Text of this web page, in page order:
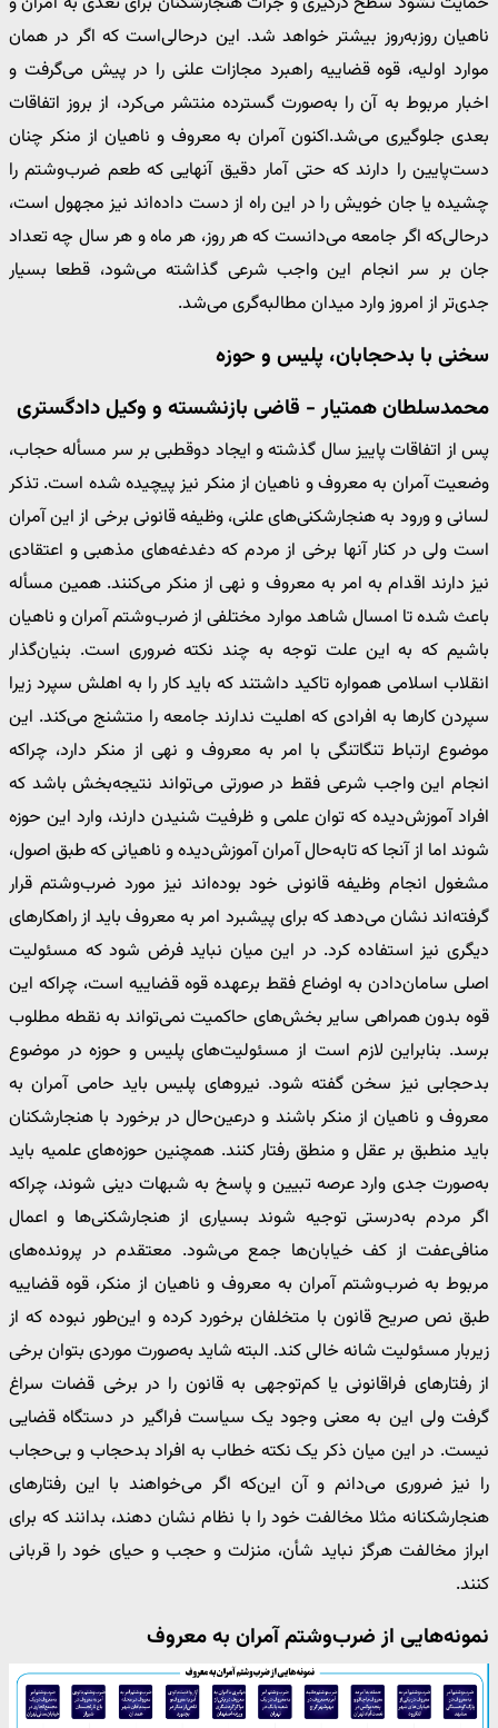
ناهیان روزبه‌روز بیشتر خواهد شد. این درحالی‌است که اگر در همان
موارد اولیه، قوه قضاییه راهبرد مجازات علنی را در پیش می‌گرفت و
اخبار مربوط به آن را به‌صورت گسترده منتشر می‌کرد، از بروز اتفاقات
بعدی جلوگیری می‌شد.اکنون آمران به معروف و ناهیان از منکر چنان
دست‌پایین را دارند که حتی آمار دقیق آنهایی که طعم ضرب‌وشتم را
چشیده یا جان خویش را در این راه از دست داده‌اند نیز مجهول است،
درحالی‌که اگر جامعه می‌دانست که هر روز، هر ماه و هر سال چه تعداد
جان بر سر انجام این واجب شرعی گذاشته می‌شود، قطعا بسیار
جدی‌تر از امروز وارد میدان مطالبه‌گری می‌شد.
سخنی با بدحجابان، پلیس و حوزه
محمدسلطان همتیار - قاضی بازنشسته و وکیل دادگستری
پس از اتفاقات پاییز سال گذشته و ایجاد دوقطبی بر سر مسأله حجاب،
وضعیت آمران به معروف و ناهیان از منکر نیز پیچیده شده است. تذکر
لسانی و ورود به هنجارشکنی‌های علنی، وظیفه قانونی برخی از این آمران
است ولی در کنار آنها برخی از مردم که دغدغه‌های مذهبی و اعتقادی
نیز دارند اقدام به امر به معروف و نهی از منکر می‌کنند. همین مسأله
باعث شده تا امسال شاهد موارد مختلفی از ضرب‌وشتم آمران و ناهیان
باشیم که به این علت توجه به چند نکته ضروری است. بنیان‌گذار
انقلاب اسلامی همواره تاکید داشتند که باید کار را به اهلش سپرد زیرا
سپردن کارها به افرادی که اهلیت ندارند جامعه را متشنج می‌کند. این
موضوع ارتباط تنگاتنگی با امر به معروف و نهی از منکر دارد، چراکه
انجام این واجب شرعی فقط در صورتی می‌تواند نتیجه‌بخش باشد که
افراد آموزش‌دیده که توان علمی و ظرفیت شنیدن دارند، وارد این حوزه
شوند اما از آنجا که تابه‌حال آمران آموزش‌دیده و ناهیانی که طبق اصول،
مشغول انجام وظیفه قانونی خود بوده‌اند نیز مورد ضرب‌وشتم قرار
گرفته‌اند نشان می‌دهد که برای پیشبرد امر به معروف باید از راهکارهای
دیگری نیز استفاده کرد. در این میان نباید فرض شود که مسئولیت
اصلی سامان‌دادن به اوضاع فقط برعهده قوه قضاییه است، چراکه این
قوه بدون همراهی سایر بخش‌های حاکمیت نمی‌تواند به نقطه مطلوب
برسد. بنابراین لازم است از مسئولیت‌های پلیس و حوزه در موضوع
بدحجابی نیز سخن گفته شود. نیروهای پلیس باید حامی آمران به
معروف و ناهیان از منکر باشند و درعین‌حال در برخورد با هنجارشکنان
باید منطبق بر عقل و منطق رفتار کنند. همچنین حوزه‌های علمیه باید
به‌صورت جدی وارد عرصه تبیین و پاسخ به شبهات دینی شوند، چراکه
اگر مردم به‌درستی توجیه شوند بسیاری از هنجارشکنی‌ها و اعمال
منافی‌عفت از کف خیابان‌ها جمع می‌شود. معتقدم در پرونده‌های
مربوط به ضرب‌وشتم آمران به معروف و ناهیان از منکر، قوه قضاییه
طبق نص صریح قانون با متخلفان برخورد کرده و این‌طور نبوده که از
زیربار مسئولیت شانه خالی کند. البته شاید به‌صورت موردی بتوان برخی
از رفتارهای فراقانونی یا کم‌توجهی به قانون را در برخی قضات سراغ
گرفت ولی این به معنی وجود یک سیاست فراگیر در دستگاه قضایی
نیست. در این میان ذکر یک نکته خطاب به افراد بدحجاب و بی‌حجاب
را نیز ضروری می‌دانم و آن این‌که اگر می‌خواهند با این رفتارهای
هنجارشکنانه مثلا مخالفت خود را با نظام نشان دهند، بدانند که برای
ابراز مخالفت هرگز نباید شأن، منزلت و حجب و حیای خود را قربانی
کنند.
نمونه‌هایی از ضرب‌وشتم آمران به معروف